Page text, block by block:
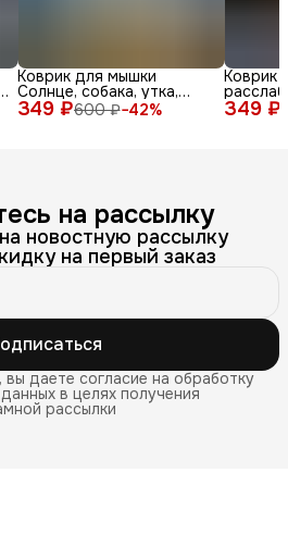
349 ₽600 ₽−42%
Коврик для мышки
Солнце, собака, утка,
очки, море, доска, ле 349 ₽
Коврик
на рассылку
новостную рассылку
на первый заказ
даете согласие на обработку
в целях получения
рассылки